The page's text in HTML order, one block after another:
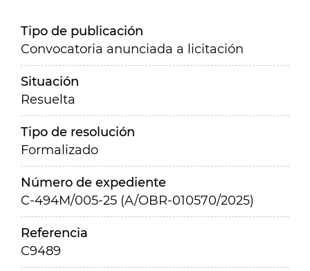
Tipo de publicación
Convocatoria anunciada a licitación
Situación
Resuelta
Tipo de resolución
Formalizado
Número de expediente
C-494M/005-25 (A/OBR-010570/2025)
Referencia
C9489